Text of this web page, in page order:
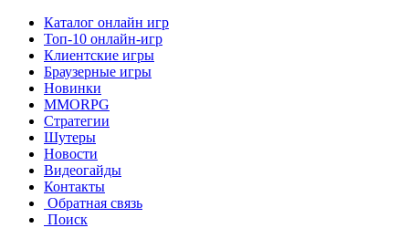
Каталог онлайн игр
Топ-10 онлайн-игр
Клиентские игры
Браузерные игры
Новинки
MMORPG
Стратегии
Шутеры
Новости
Видеогайды
Контакты
Обратная связь
Поиск